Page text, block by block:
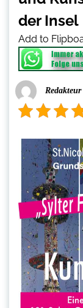
der Insel
Add to
Redakteur